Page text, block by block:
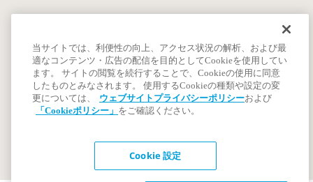
当サイトでは、利便性の向上、アクセス状況の解析、および最
適なコンテンツ・広告の配信を目的としてCookieを使用してい
ます。 サイトの閲覧を続行することで、Cookieの使用に同意
したものとみなされます。 使用するCookieの種類や設定の変
更については、
ウェブサイトプライバシーポリシーおよび
「Cookieポリシー」 をご確認ください。
Cookie 設定